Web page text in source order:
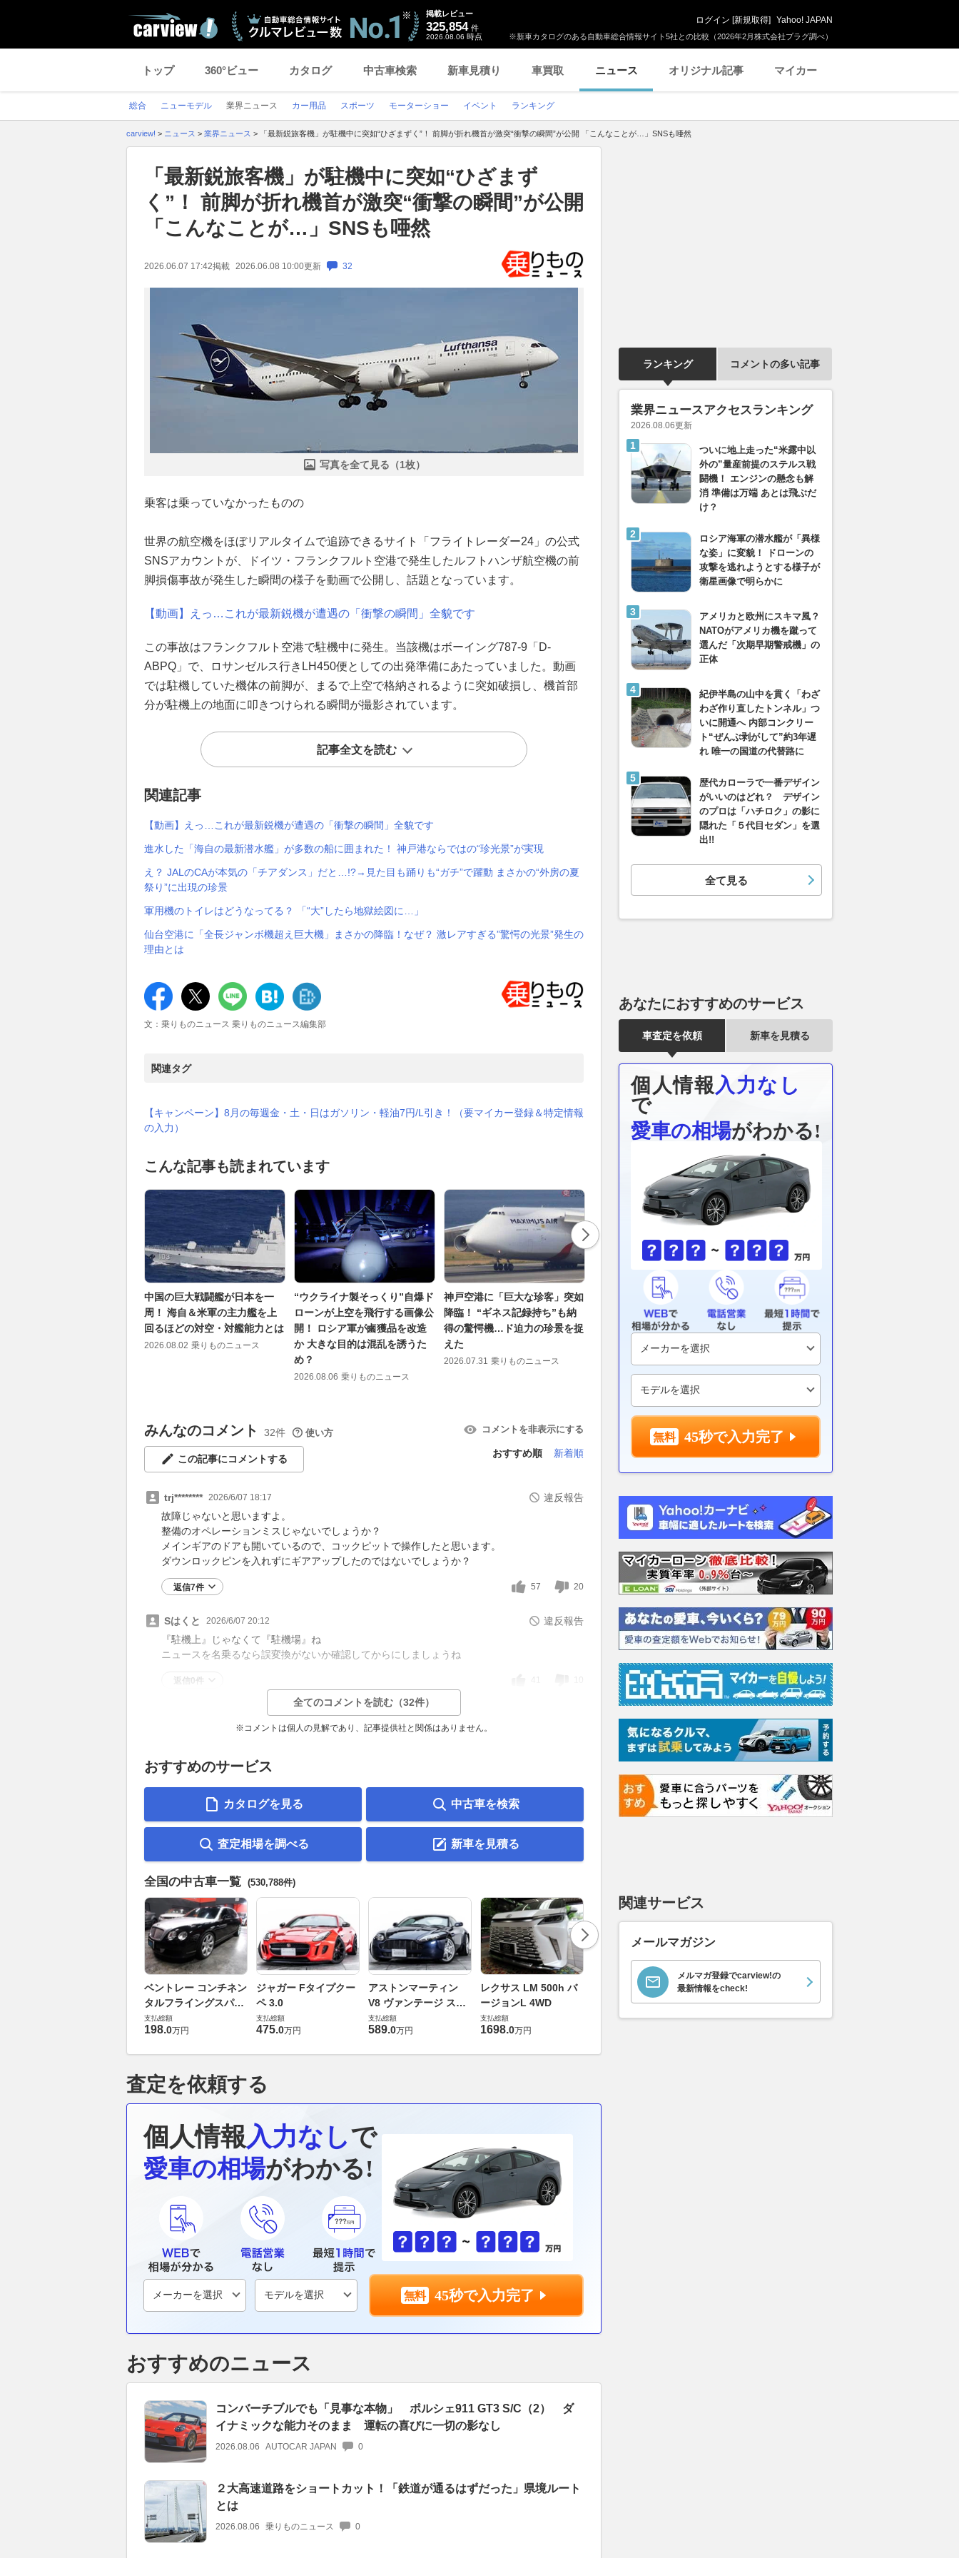
※新車カタログのある自動車総合情報サイト5社との比較（2026年2月株式会社プラグ調べ）
掲載レビュー
325,854 件
2026.08.06 時点
ログイン [新規取得] Yahoo! JAPAN
トップ 360°ビュー カタログ 中古車検索 新車見積り 車買取 ニュース オリジナル記事 マイカー
総合 ニューモデル 業界ニュース カー用品 スポーツ モーターショー イベント ランキング
carview! > ニュース > 業界ニュース > 「最新鋭旅客機」が駐機中に突如“ひざまずく”！ 前脚が折れ機首が激突“衝撃の瞬間”が公開 「こんなことが…」SNSも唖然
「最新鋭旅客機」が駐機中に突如“ひざまず
く”！ 前脚が折れ機首が激突“衝撃の瞬間”が公開
「こんなことが…」SNSも唖然
2026.06.07 17:42掲載 2026.06.08 10:00更新 32
写真を全て見る（1枚）
乗客は乗っていなかったものの
世界の航空機をほぼリアルタイムで追跡できるサイト「フライトレーダー24」の公式
SNSアカウントが、ドイツ・フランクフルト空港で発生したルフトハンザ航空機の前
脚損傷事故が発生した瞬間の様子を動画で公開し、話題となっています。
【動画】えっ…これが最新鋭機が遭遇の「衝撃の瞬間」全貌です
この事故はフランクフルト空港で駐機中に発生。当該機はボーイング787-9「D-
ABPQ」で、ロサンゼルス行きLH450便としての出発準備にあたっていました。動画
では駐機していた機体の前脚が、まるで上空で格納されるように突如破損し、機首部
分が駐機上の地面に叩きつけられる瞬間が撮影されています。
記事全文を読む
関連記事
【動画】えっ…これが最新鋭機が遭遇の「衝撃の瞬間」全貌です
進水した「海自の最新潜水艦」が多数の船に囲まれた！ 神戸港ならではの“珍光景”が実現
え？ JALのCAが本気の「チアダンス」だと…!?→見た目も踊りも“ガチ”で躍動 まさかの“外房の夏
祭り”に出現の珍景
軍用機のトイレはどうなってる？ 「“大”したら地獄絵図に…」
仙台空港に「全長ジャンボ機超え巨大機」まさかの降臨！なぜ？ 激レアすぎる”驚愕の光景”発生の
理由とは
文：乗りものニュース 乗りものニュース編集部
関連タグ
【キャンペーン】8月の毎週金・土・日はガソリン・軽油7円/L引き！（要マイカー登録＆特定情報
の入力）
こんな記事も読まれています
中国の巨大戦闘艦が日本を一
周！ 海自＆米軍の主力艦を上
回るほどの対空・対艦能力とは
2026.08.02 乗りものニュース
“ウクライナ製そっくり”自爆ド
ローンが上空を飛行する画像公
開！ ロシア軍が鹵獲品を改造
か 大きな目的は混乱を誘うた
め？
2026.08.06 乗りものニュース
神戸空港に「巨大な珍客」突如
降臨！ “ギネス記録持ち”も納
得の驚愕機…ド迫力の珍景を捉
えた
2026.07.31 乗りものニュース
紀伊半島の山中を貫く「わざわ
ざ作り直したトンネル」ついに
開通へ 内部コンクリート“ぜん
ぶ剥がして”約3年遅れ 唯一の
2026.08.06 乗りものニュース
「テロ行為だ」SNSブチギレ！
国交省「地域の命を脅かす行
為」と”非常識運転手”に警告
許されざる行為の実態
乗りものニュース
みんなのコメント 32件 使い方 コメントを非表示にする
この記事にコメントする
おすすめ順 新着順
trj******** 2026/6/07 18:17
違反報告
故障じゃないと思いますよ。
整備のオペレーションミスじゃないでしょうか？
メインギアのドアも開いているので、コックピットで操作したと思います。
ダウンロックピンを入れずにギアアップしたのではないでしょうか？
返信7件 57 20
Sはくと 2026/6/07 20:12
違反報告
『駐機上』じゃなくて『駐機場』ね
ニュースを名乗るなら誤変換がないか確認してからにしましょうね
返信0件 41 10
全てのコメントを読む（32件）
※コメントは個人の見解であり、記事提供社と関係はありません。
おすすめのサービス
カタログを見る 中古車を検索
査定相場を調べる 新車を見積る
全国の中古車一覧 (530,788件)
ベントレー コンチネン
タルフライングスパー
6.0 4WD
支払総額
198.0万円
ジャガー Fタイプクー
ペ 3.0
支払総額
475.0万円
アストンマーティン
V8 ヴァンテージ スポ
ーツシフト
支払総額
589.0万円
レクサス LM 500h バ
ージョンL 4WD
支払総額
1698.0万円
ロールスロイス ゴース
ト ロールスロイス ゴ
ホンダ NSX 3.0
査定を依頼する
個人情報入力なしで
愛車の相場がわかる!
45秒で入力完了
おすすめのニュース
コンバーチブルでも「見事な本物」 ポルシェ911 GT3 S/C（2） ダ
イナミックな能力そのまま 運転の喜びに一切の影なし
2026.08.06 AUTOCAR JAPAN 0
２大高速道路をショートカット！「鉄道が通るはずだった」県境ルート
とは
2026.08.06 乗りものニュース 0
ランキング コメントの多い記事
業界ニュースアクセスランキング
2026.08.06更新
ついに地上走った“米露中以
外の”量産前提のステルス戦
闘機！ エンジンの懸念も解
消 準備は万端 あとは飛ぶだ
け？
ロシア海軍の潜水艦が「異様
な姿」に変貌！ ドローンの
攻撃を逃れようとする様子が
衛星画像で明らかに
アメリカと欧州にスキマ風？
NATOがアメリカ機を蹴って
選んだ「次期早期警戒機」の
正体
紀伊半島の山中を貫く「わざ
わざ作り直したトンネル」つ
いに開通へ 内部コンクリー
ト“ぜんぶ剥がして”約3年遅
れ 唯一の国道の代替路に
歴代カローラで一番デザイン
がいいのはどれ？ デザイン
のプロは「ハチロク」の影に
隠れた「５代目セダン」を選
出!!
全て見る
あなたにおすすめのサービス
車査定を依頼 新車を見積る
個人情報 入力なし
で
愛車の相場がわかる!
45秒で入力完了
関連サービス
メールマガジン
メルマガ登録でcarview!の
最新情報をcheck!